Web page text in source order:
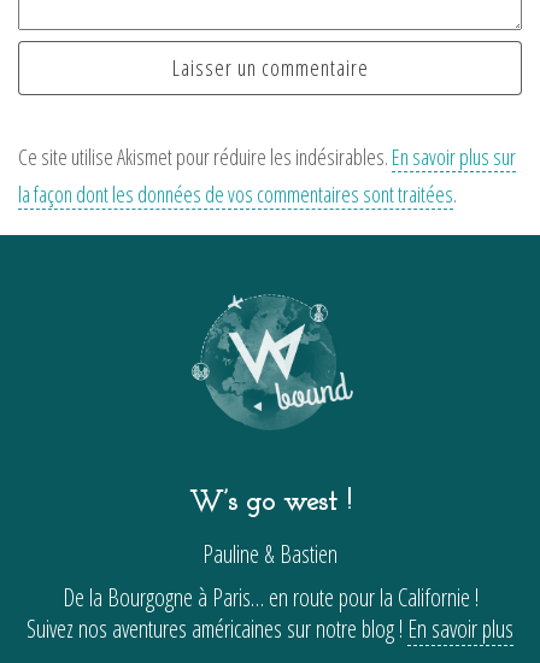
Ce site utilise Akismet pour réduire les indésirables. En savoir plus sur
la façon dont les données de vos commentaires sont traitées.
W’s go west !
Pauline & Bastien
De la Bourgogne à Paris… en route pour la Californie !
Suivez nos aventures américaines sur notre blog ! En savoir plus